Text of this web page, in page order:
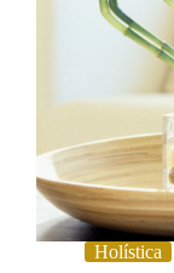
Holística